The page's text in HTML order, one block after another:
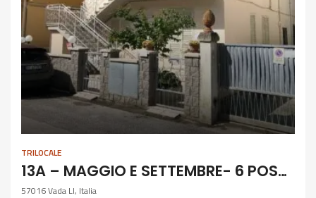
TRILOCALE
13A – MAGGIO E SETTEMBRE- 6 POSTI PIANO TERRA A 150 M DAL MARE
57016 Vada LI, Italia